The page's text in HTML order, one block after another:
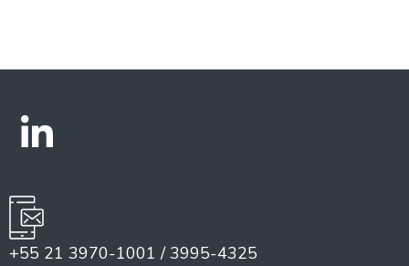
+55 21 3970-1001 / 3995-4325